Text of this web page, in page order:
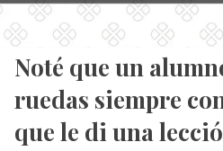
Noté que un
ruedas siempre
que le di una